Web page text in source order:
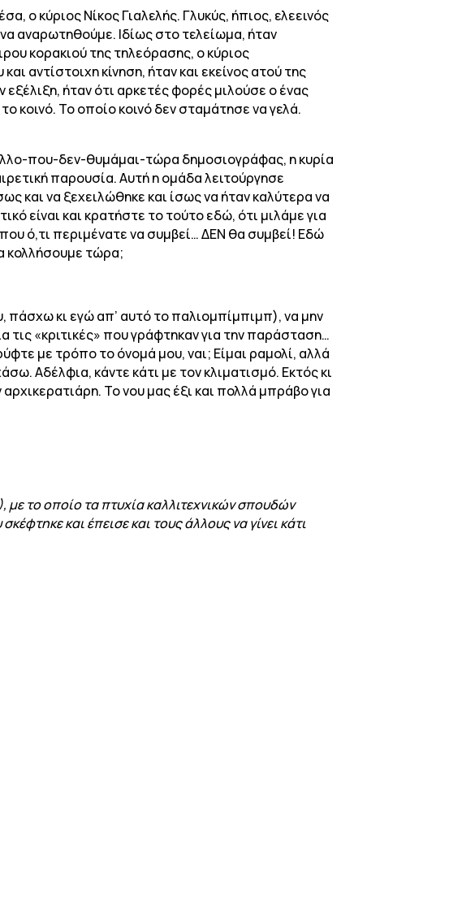
ο κύριος Νίκος Γιαλελής. Γλυκύς, ήπιος, ελεεινός
αναρωτηθούμε. Ιδίως στο τελείωμα, ήταν
κορακιού της τηλεόρασης, ο κύριος
αντίστοιχη κίνηση, ήταν και εκείνος ατού της
ήταν ότι αρκετές φορές μιλούσε ο ένας
κοινό. Το οποίο κοινό δεν σταμάτησε να γελά.
που-δεν-θυμάμαι-τώρα δημοσιογράφας, η κυρία
παρουσία. Αυτή η ομάδα λειτούργησε
και να ξεχειλώθηκε και ίσως να ήταν καλύτερα να
είναι και κρατήστε το τούτο εδώ, ότι μιλάμε για
ό,τι περιμένατε να συμβεί… ΔΕΝ θα συμβεί! Εδώ
κολλήσουμε τώρα;
πάσχω κι εγώ απ’ αυτό το παλιομπίμπιμπ), να μην
τις «κριτικές» που γράφτηκαν για την παράσταση…
με τρόπο το όνομά μου, ναι; Είμαι ραμολί, αλλά
Αδέλφια, κάντε κάτι με τον κλιματισμό. Εκτός κι
Το νου μας έξι και πολλά μπράβο για
το οποίο τα πτυχία καλλιτεχνικών σπουδών
και έπεισε και τους άλλους να γίνει κάτι